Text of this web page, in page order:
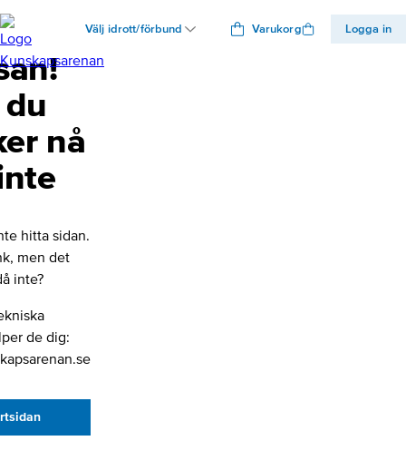
Välj idrott/förbund Varukorg Logga in
nå
hitta sidan.
men det
inte?
de dig: